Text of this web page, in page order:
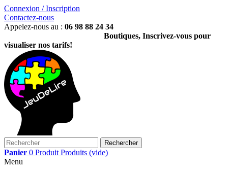
Connexion / Inscription
Contactez-nous
Appelez-nous au : 06 98 88 24 34
Boutiques, Inscrivez-vous pour
visualiser nos tarifs!
Rechercher
Panier 0 Produit Produits (vide)
Menu